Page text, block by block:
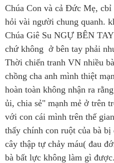
Chúa Con và cả Đức Mẹ,
hỏi vài người chung quanh.
Chúa Giê Su NGỰ BÊN
chứ không ở bên tay phải
Thời chiến tranh VN nhiều
chồng cha anh mình thiệt
hoàn toàn không nhận ra
ủi, chia sẻ" mạnh mẻ ở trên
với con cái mình trên thế
thấy chính con ruột của bà
cây thập tự chảy máu( đau
bà bất lực không làm gì